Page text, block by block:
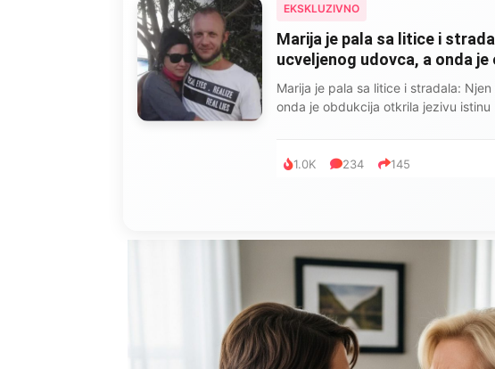
EKSKLUZIVNO
Marija je pala sa litice i
ucveljenog udovca, a onda
Marija je pala sa litice i stradala:
onda je obdukcija otkrila jezivu istinu
1.0K 234 145